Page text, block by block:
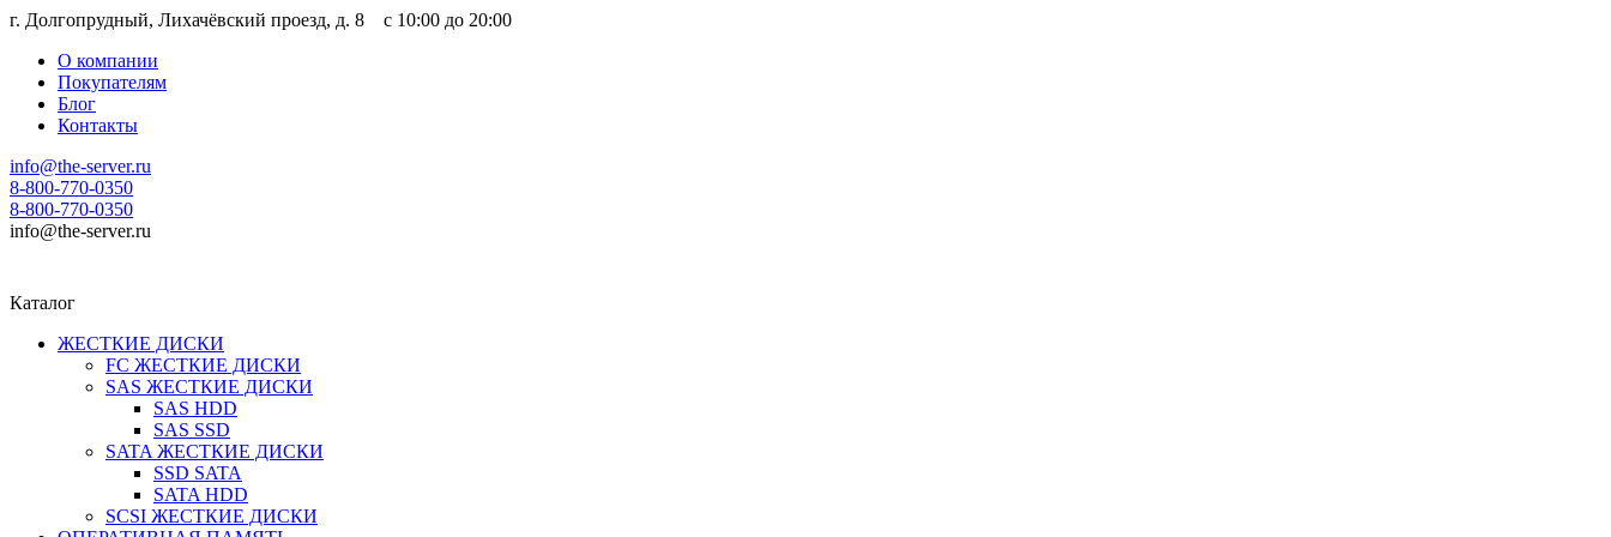
г. Долгопрудный, Лихачёвский проезд, д. 8 c 10:00 до 20:00
О компании
Покупателям
Блог
Контакты
info@the-server.ru
8-800-770-0350
8-800-770-0350
info@the-server.ru
Каталог
ЖЕСТКИЕ ДИСКИ
FC ЖЕСТКИЕ ДИСКИ
SAS ЖЕСТКИЕ ДИСКИ
SAS HDD
SAS SSD
SATA ЖЕСТКИЕ ДИСКИ
SSD SATA
SATA HDD
SCSI ЖЕСТКИЕ ДИСКИ